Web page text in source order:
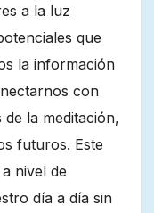
a la luz
que
la información
con
la meditación,
futuros. Este
nivel de
día a día sin